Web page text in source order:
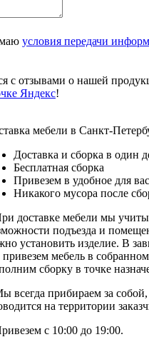
условия передачи
с отзывами о нашей
Яндекс!
мебели в Санкт-
Доставка и сборка в один
Бесплатная сборка
Привезем в удобное для
Никакого мусора после
доставке мебели мы
подъезда и
установить изделие. В
мебель в
сборку в точке
всегда прибираем за собой,
на территории
с 10:00 до 19:00.